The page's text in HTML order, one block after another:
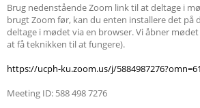
Brug nedenstående Zoom link til at deltage i
brugt Zoom før, kan du enten installere det på
deltage i mødet via en browser. Vi åbner
at få teknikken til at fungere).
https://ucph-ku.zoom.us/j/
Meeting ID: 588 498 7276